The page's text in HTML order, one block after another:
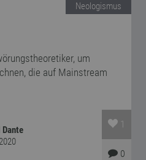
Neologismus
um
die auf Mainstream
Dante
1
0